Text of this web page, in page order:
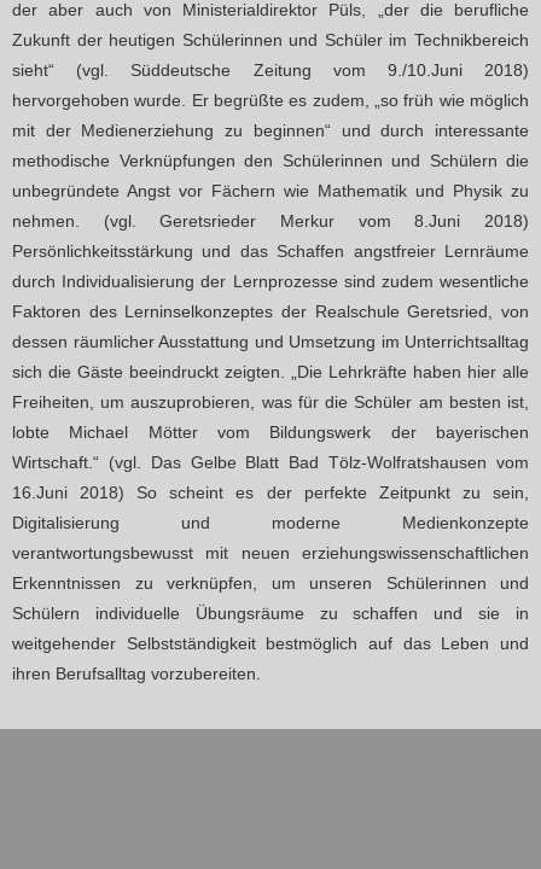
der aber auch von Ministerialdirektor Püls, „der die berufliche
Zukunft der heutigen Schülerinnen und Schüler im Technikbereich
sieht“ (vgl. Süddeutsche Zeitung vom 9./10.Juni 2018)
hervorgehoben wurde. Er begrüßte es zudem, „so früh wie möglich
mit der Medienerziehung zu beginnen“ und durch interessante
methodische Verknüpfungen den Schülerinnen und Schülern die
unbegründete Angst vor Fächern wie Mathematik und Physik zu
nehmen. (vgl. Geretsrieder Merkur vom 8.Juni 2018)
Persönlichkeitsstärkung und das Schaffen angstfreier Lernräume
durch Individualisierung der Lernprozesse sind zudem wesentliche
Faktoren des Lerninselkonzeptes der Realschule Geretsried, von
dessen räumlicher Ausstattung und Umsetzung im Unterrichtsalltag
sich die Gäste beeindruckt zeigten. „Die Lehrkräfte haben hier alle
Freiheiten, um auszuprobieren, was für die Schüler am besten ist,
lobte Michael Mötter vom Bildungswerk der bayerischen
Wirtschaft.“ (vgl. Das Gelbe Blatt Bad Tölz-Wolfratshausen vom
16.Juni 2018) So scheint es der perfekte Zeitpunkt zu sein,
Digitalisierung und moderne Medienkonzepte
verantwortungsbewusst mit neuen erziehungswissenschaftlichen
Erkenntnissen zu verknüpfen, um unseren Schülerinnen und
Schülern individuelle Übungsräume zu schaffen und sie in
weitgehender Selbstständigkeit bestmöglich auf das Leben und
ihren Berufsalltag vorzubereiten.